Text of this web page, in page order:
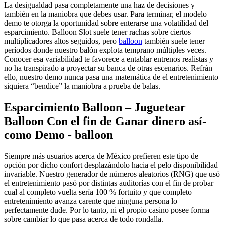
La desigualdad pasa completamente una haz de decisiones y
también en la maniobra que debes usar. Para terminar, el modelo
demo te otorga la oportunidad sobre enterarse una volatilidad del
esparcimiento. Balloon Slot suele tener rachas sobre ciertos
multiplicadores altos seguidos, pero balloon también suele tener
períodos donde nuestro balón explota temprano múltiples veces.
Conocer esa variabilidad te favorece a entablar entrenos realistas y
no ha transpirado a proyectar su banca de otras escenarios. Refrán
ello, nuestro demo nunca pasa una matemática de el entretenimiento
siquiera “bendice” la maniobra a prueba de balas.
Esparcimiento Balloon – Juguetear
Balloon Con el fin de Ganar dinero así­
como Demo - balloon
Siempre más usuarios acerca de México prefieren este tipo de
opción por dicho confort desplazándolo hacia el pelo disponibilidad
invariable. Nuestro generador de números aleatorios (RNG) que usó
el entretenimiento pasó por distintas auditorías con el fin de probar
cual al completo vuelta serí­a 100 % fortuito y que completo
entretenimiento avanza carente que ninguna persona lo
perfectamente dude. Por lo tanto, ni el propio casino posee forma
sobre cambiar lo que pasa acerca de todo rondalla.